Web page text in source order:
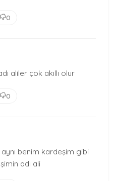
0
aliler çok akıllı olur
0
benim kardeşim gibi
adı ali